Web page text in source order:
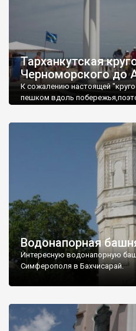
Тарханкутская
Черноморского до
К сожалению настоящей
пешком вдоль
Водонапорная
Интересную водонапорную
Симферополя в Бахчисарай.